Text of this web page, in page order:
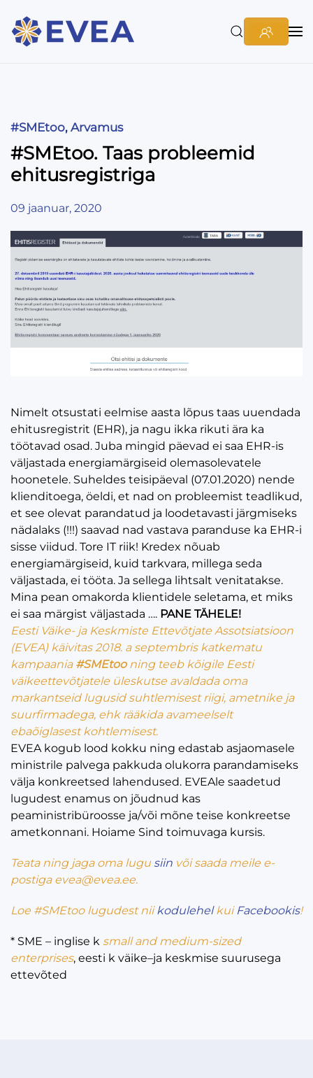
#SMEtoo, Arvamus
#SMEtoo. Taas probleemid
ehitusregistriga
09 jaanuar, 2020
Nimelt otsustati eelmise aasta lõpus taas uuendada
ehitusregistrit (EHR), ja nagu ikka rikuti ära ka
töötavad osad. Juba mingid päevad ei saa EHR-is
väljastada energiamärgiseid olemasolevatele
hoonetele. Suheldes teisipäeval (07.01.2020) nende
klienditoega, öeldi, et nad on probleemist teadlikud,
et see olevat parandatud ja loodetavasti järgmiseks
nädalaks (!!!) saavad nad vastava paranduse ka EHR-i
sisse viidud. Tore IT riik! Kredex nõuab
energiamärgiseid, kuid tarkvara, millega seda
väljastada, ei tööta. Ja sellega lihtsalt venitatakse.
Mina pean omakorda klientidele seletama, et miks
ei saa märgist väljastada …. PANE TÄHELE!
Eesti Väike- ja Keskmiste Ettevõtjate Assotsiatsioon
(EVEA) käivitas 2018. a septembris katkematu
kampaania #SMEtooning teeb kõigile Eesti
väikeettevõtjatele üleskutse avaldada oma
markantseid lugusid suhtlemisest riigi, ametnike ja
suurfirmadega, ehk rääkida avameelselt
ebaõiglasest kohtlemisest.
EVEA kogub lood kokku ning edastab asjaomasele
ministrile palvega pakkuda olukorra parandamiseks
välja konkreetsed lahendused. EVEAle saadetud
lugudest enamus on jõudnud kas
peaministribüroosse ja/või mõne teise konkreetse
ametkonnani. Hoiame Sind toimuvaga kursis.
Teata ning jaga oma lugu siin või saada meile e-
postiga evea@evea.ee.
Loe #SMEtoolugudest niikodulehelkui Facebookis!
* SME – inglise k small and medium-sized
enterprises, eesti k väike–ja keskmise suurusega
ettevõted